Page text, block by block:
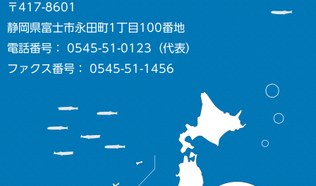
〒417-8601
静岡県富士市永田町1丁目100番地
電話番号： 0545-51-0123（代表）
ファクス番号： 0545-51-1456